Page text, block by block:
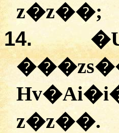
z�z��;
14.
z�z��.